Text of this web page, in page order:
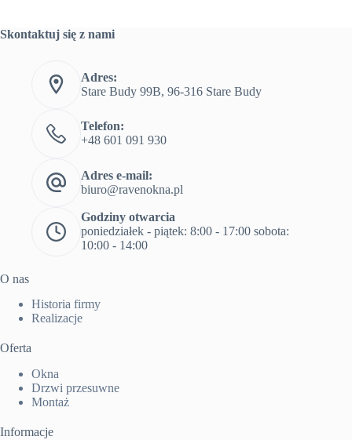
Skontaktuj się z nami
Adres:
Stare Budy 99B, 96-316 Stare Budy
Telefon:
+48 601 091 930
Adres e-mail:
biuro@ravenokna.pl
Godziny otwarcia
poniedziałek - piątek: 8:00 - 17:00 sobota:
10:00 - 14:00
O nas
Historia firmy
Realizacje
Oferta
Okna
Drzwi przesuwne
Montaż
Informacje